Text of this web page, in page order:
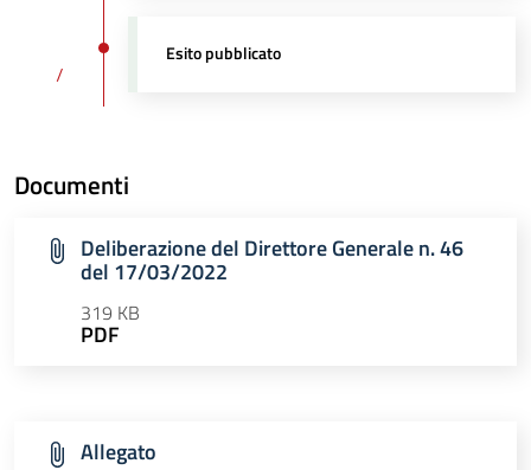
/
Esito pubblicato
Documenti
Deliberazione del Direttore Generale n. 46
del 17/03/2022
319 KB
PDF
Allegato